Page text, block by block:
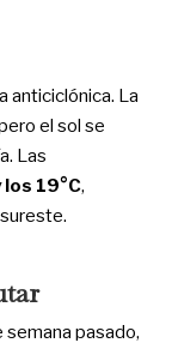
anticiclónica. La
el sol se
Las
los 19°C,
pasado,